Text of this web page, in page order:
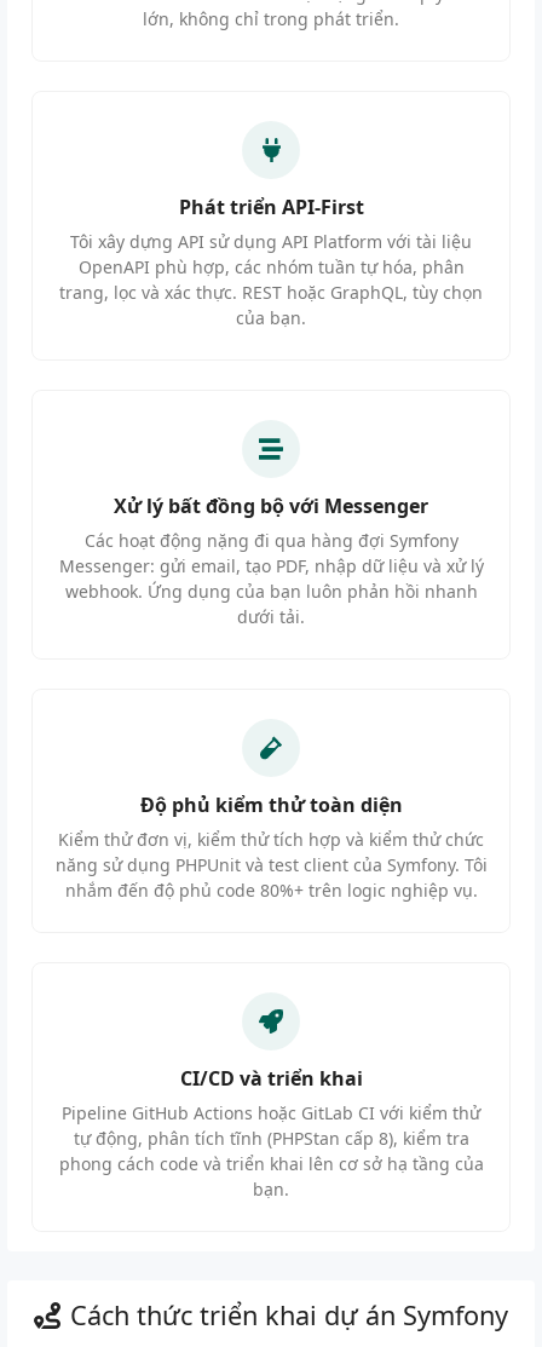
lớn, không chỉ trong phát triển.
Phát triển API-First
Tôi xây dựng API sử dụng API Platform với tài liệu
OpenAPI phù hợp, các nhóm tuần tự hóa, phân
trang, lọc và xác thực. REST hoặc GraphQL, tùy chọn
của bạn.
Xử lý bất đồng bộ với Messenger
Các hoạt động nặng đi qua hàng đợi Symfony
Messenger: gửi email, tạo PDF, nhập dữ liệu và xử lý
webhook. Ứng dụng của bạn luôn phản hồi nhanh
dưới tải.
Độ phủ kiểm thử toàn diện
Kiểm thử đơn vị, kiểm thử tích hợp và kiểm thử chức
năng sử dụng PHPUnit và test client của Symfony. Tôi
nhắm đến độ phủ code 80%+ trên logic nghiệp vụ.
CI/CD và triển khai
Pipeline GitHub Actions hoặc GitLab CI với kiểm thử
tự động, phân tích tĩnh (PHPStan cấp 8), kiểm tra
phong cách code và triển khai lên cơ sở hạ tầng của
bạn.
Cách thức triển khai dự án Symfony